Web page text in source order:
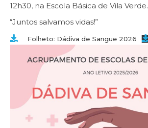
12h30, na Escola Básica de Vila Verde.
“Juntos salvamos vidas!”
Folheto: Dádiva de Sangue 2026